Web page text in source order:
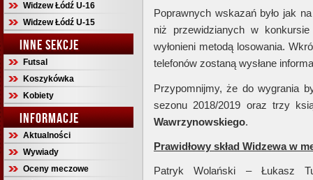
Widzew Łódź U-16
Widzew Łódź U-15
INNE SEKCJE
Futsal
Koszykówka
Kobiety
INFORMACJE
Aktualności
Wywiady
Oceny meczowe
Poprawnych wskazań było jak
niż przewidzianych w
wyłonieni metodą losowania.
telefonów zostaną wysłane
Przypomnijmy, że do wygrania
sezonu 2018/2019 oraz trzy
Wawrzynowskiego.
Prawidłowy skład Widzewa w
Patryk Wolański – Łukasz